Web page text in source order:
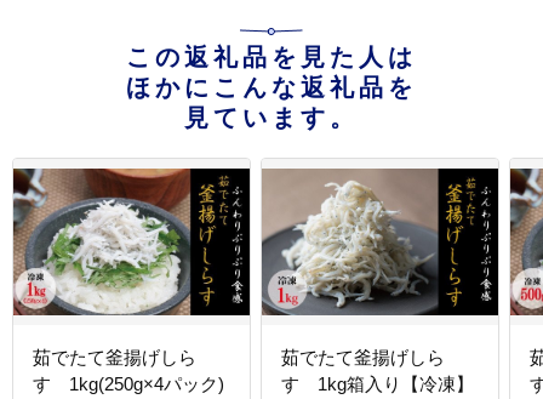
この返礼品を見た人は
ほかにこんな返礼品を
見ています。
茹でたて釜揚げしら
す 1kg(250g×4パック)
茹でたて釜揚げしら
す 1kg箱入り【冷凍】